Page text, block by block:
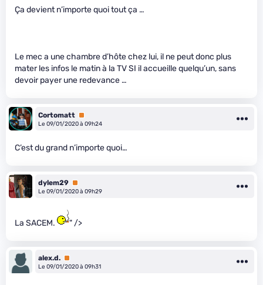
Ça devient n’importe quoi tout ça …
Le mec a une chambre d’hôte chez lui, il ne peut donc plus
mater les infos le matin à la TV SI il accueille quelqu’un, sans
devoir payer une redevance …
Cortomatt Premium
Le 09/01/2020 à 09h24
C’est du grand n’importe quoi…
dylem29 Premium
Le 09/01/2020 à 09h29
La SACEM. " />
alex.d. Premium
Le 09/01/2020 à 09h31